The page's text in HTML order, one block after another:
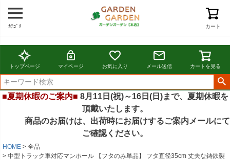
カート
ｶﾃｺﾞﾘ
トップページ マイページ お気に入り メール送信 カートを見る
■夏期休暇のご案内■ 8月11日(祝)～16日(日)まで、夏期休暇を
頂戴いたします。
商品のお届けは、出荷時にお届けするご案内メールにて
ご確認ください。
HOME
全品
中型トラック車対応マンホール 【フタのみ単品】 フタ直径35cm 丈夫な鋳鉄製